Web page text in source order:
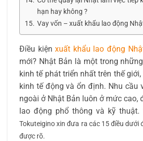
hạn hay không ?
Vay vốn – xuất khẩu lao động
Điều kiệnxuất khẩu lao động
mới? Nhật Bản là một trong
kinh tế phát triển nhất trên thế
kinh tế động và ổn định. Nhu cầu
ngoài ở Nhật Bản luôn ở mức cao,
lao động phổ thông và kỹ thuật.
Tokuteigino xin đưa ra các 15 điều dưới
được rõ.